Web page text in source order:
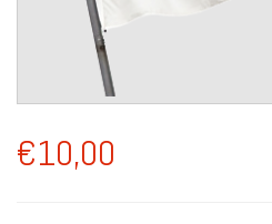
€10,00